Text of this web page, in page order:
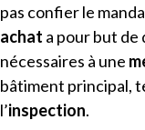
pas confier le
achat a pour but de
nécessaires à une
bâtiment principal,
l’inspection.